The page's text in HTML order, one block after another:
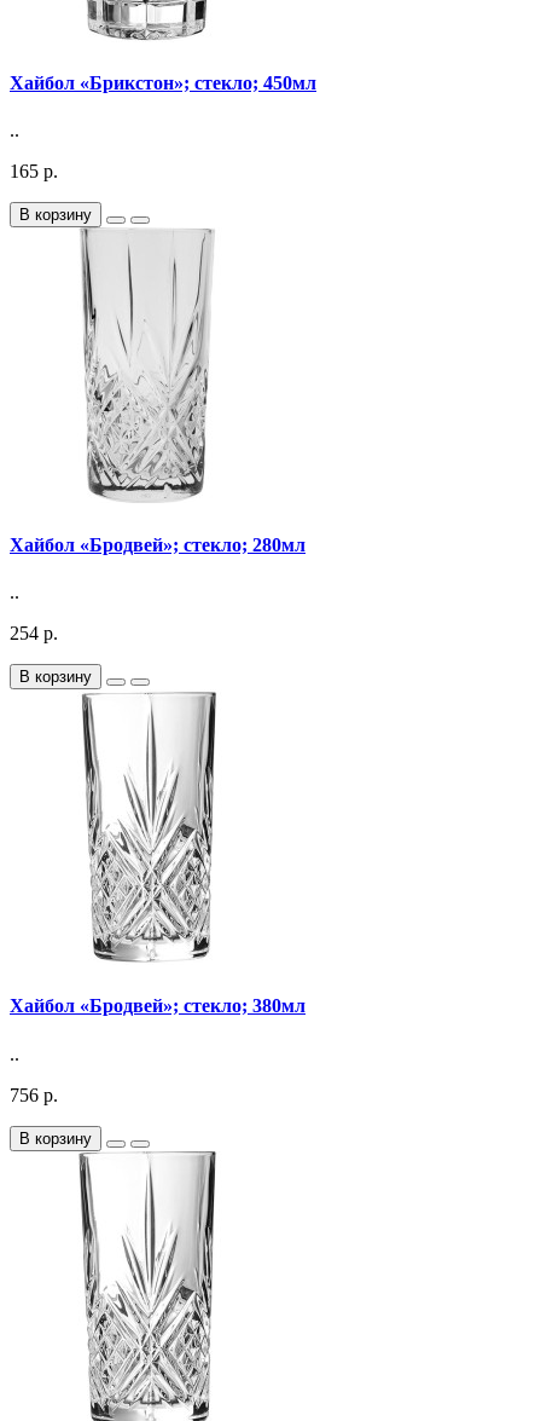
Хайбол «Брикстон»; стекло; 450мл
..
165 р.
В корзину
Хайбол «Бродвей»; стекло; 280мл
..
254 р.
В корзину
Хайбол «Бродвей»; стекло; 380мл
..
756 р.
В корзину